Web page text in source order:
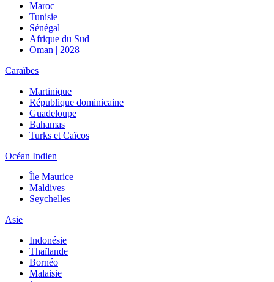
Maroc
Tunisie
Sénégal
Afrique du Sud
Oman | 2028
Caraïbes
Martinique
République dominicaine
Guadeloupe
Bahamas
Turks et Caïcos
Océan Indien
Île Maurice
Maldives
Seychelles
Asie
Indonésie
Thaïlande
Bornéo
Malaisie